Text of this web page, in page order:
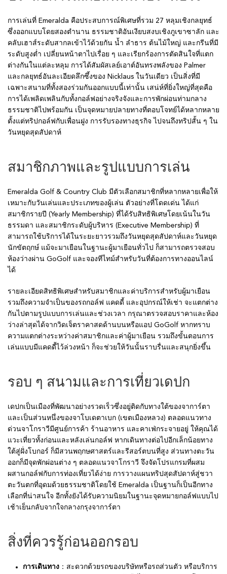
การเล่นที่ Emeralda คือประสบการณ์พิเศษที่รวม 27 หลุมเชิงกลยุทธ์
ซึ่งออกแบบโดยสองตำนาน ธรรมชาติอันเงียบสงบเชิงภูเขาซาลัก และ
คลับเฮาส์ระดับสากลเข้าไว้ด้วยกัน น้ำ ลำธาร ต้นไม้ใหญ่ และกรีนที่มี
ระดับสูงต่ำ เปลี่ยนหน้าตาไปเรื่อย ๆ และเรียกร้องการตัดสินใจที่แตก
ต่างกันในแต่ละหลุม การได้สัมผัสเลย์เอาต์อันทรงพลังของ Palmer
และกลยุทธ์อันละเอียดลึกซึ้งของ Nicklaus ในวันเดียว เป็นสิ่งที่มี
เฉพาะสนามที่ทั้งสองร่วมกันออกแบบนี้เท่านั้น เสน่ห์ที่ยิ่งใหญ่ที่สุดคือ
การได้เพลิดเพลินกับทั้งกอล์ฟอย่างจริงจังและการพักผ่อนท่ามกลาง
ธรรมชาติไปพร้อมกัน เป็นจุดหมายปลายทางที่ตอบโจทย์ได้หลากหลาย
ตั้งแต่ทริปกอล์ฟกับเพื่อนฝูง การรับรองทางธุรกิจ ไปจนถึงทริปสั้น ๆ ใน
วันหยุดสุดสัปดาห์
สมาชิกภาพและรูปแบบการเล่น
Emeralda Golf & Country Club มีตัวเลือกสมาชิกที่หลากหลายเพื่อให้
เหมาะกับวันเล่นและประเภทของผู้เล่น ตัวอย่างที่โดดเด่น ได้แก่
สมาชิกรายปี (Yearly Membership) ที่ได้รับสิทธิพิเศษโดยเน้นในวัน
ธรรมดา และสมาชิกระดับผู้บริหาร (Executive Membership) ที่
สามารถใช้บริการได้ในระยะยาวรวมถึงวันหยุดสุดสัปดาห์และวันหยุด
นักขัตฤกษ์ แม้จะมาเยือนในฐานะผู้มาเยือนทั่วไป ก็สามารถตรวจสอบ
ห้องว่างผ่าน GoGolf และจองทีไทม์สำหรับวันที่ต้องการทางออนไลน์
ได้
รายละเอียดสิทธิพิเศษสำหรับสมาชิกและค่าบริการสำหรับผู้มาเยือน
รวมถึงความจำเป็นของรถกอล์ฟ แคดดี้ และอุปกรณ์ให้เช่า จะแตกต่าง
กันไปตามรูปแบบการเล่นและช่วงเวลา กรุณาตรวจสอบราคาและห้อง
ว่างล่าสุดได้จากวิดเจ็ตราคาสดด้านบนหรือแอป GoGolf หากทราบ
ความแตกต่างระหว่างค่าสมาชิกและค่าผู้มาเยือน รวมถึงขั้นตอนการ
เล่นแบบมีแคดดี้ไว้ล่วงหน้า ก็จะช่วยให้วันนั้นราบรื่นและสนุกยิ่งขึ้น
รอบ ๆ สนามและการเที่ยวเดปก
เดปกเป็นเมืองที่พัฒนาอย่างรวดเร็วซึ่งอยู่ติดกับทางใต้ของจาการ์ตา
และเป็นส่วนหนึ่งของจาโบเดตาเบก (เขตเมืองหลวง) ตลอดแนวทาง
ด่วนจาโกราวีมีศูนย์การค้า ร้านอาหาร และคาเฟ่กระจายอยู่ ให้คุณได้
แวะเที่ยวทั้งก่อนและหลังเล่นกอล์ฟ หากเดินทางต่อไปอีกเล็กน้อยทาง
ใต้สู่ฝั่งโบกอร์ ก็มีสวนพฤกษศาสตร์และรีสอร์ตบนที่สูง ส่วนทางตะวัน
ออกก็มีจุดพักผ่อนต่าง ๆ ตลอดแนวจาโกราวี จึงจัดโปรแกรมที่ผสม
ผสานกอล์ฟกับการท่องเที่ยวได้ง่าย การวางแผนทริปสุดสัปดาห์สู่ชวา
ตะวันตกที่อุดมด้วยธรรมชาติโดยใช้ Emeralda เป็นฐานก็เป็นอีกทาง
เลือกที่น่าสนใจ อีกทั้งยังได้รับความนิยมในฐานะจุดหมายกอล์ฟแบบไป
เช้าเย็นกลับจากใจกลางกรุงจาการ์ตา
สิ่งที่ควรรู้ก่อนออกรอบ
การเดินทาง ：สะดวกด้วยรถของบริษัทหรือรถส่วนตัว หรือบริการ